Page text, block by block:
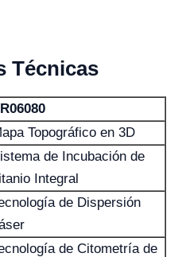
Técnicas
Topográfico en 3D
de Incubación de
Integral
de Dispersión
de Citometría de